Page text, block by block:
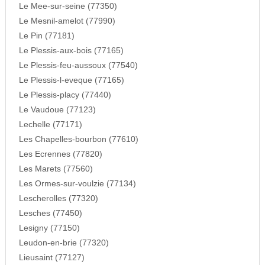
Le Mee-sur-seine (77350)
Le Mesnil-amelot (77990)
Le Pin (77181)
Le Plessis-aux-bois (77165)
Le Plessis-feu-aussoux (77540)
Le Plessis-l-eveque (77165)
Le Plessis-placy (77440)
Le Vaudoue (77123)
Lechelle (77171)
Les Chapelles-bourbon (77610)
Les Ecrennes (77820)
Les Marets (77560)
Les Ormes-sur-voulzie (77134)
Lescherolles (77320)
Lesches (77450)
Lesigny (77150)
Leudon-en-brie (77320)
Lieusaint (77127)